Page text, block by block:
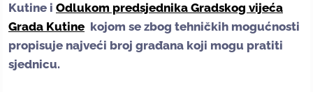
Kutine i Odlukom predsjednika Gradskog vijeća
Grada Kutine kojom se zbog tehničkih mogućnosti
propisuje najveći broj građana koji mogu pratiti
sjednicu.